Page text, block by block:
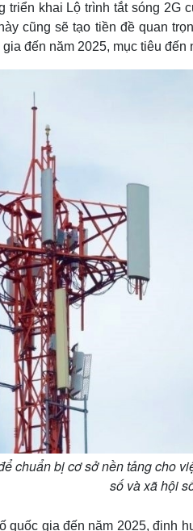
triển khai Lộ trình tắt sóng 2G
cũng sẽ tạo tiền đề quan
đến năm 2025, mục tiêu đến
chuẩn bị cơ sở nền tảng cho
số và xã hội
quốc gia đến năm 2025, định